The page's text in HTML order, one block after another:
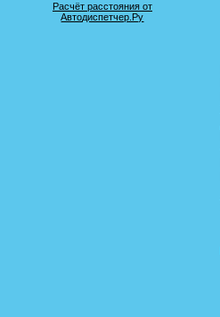
Расчёт расстояния от
Автодиспетчер.Ру